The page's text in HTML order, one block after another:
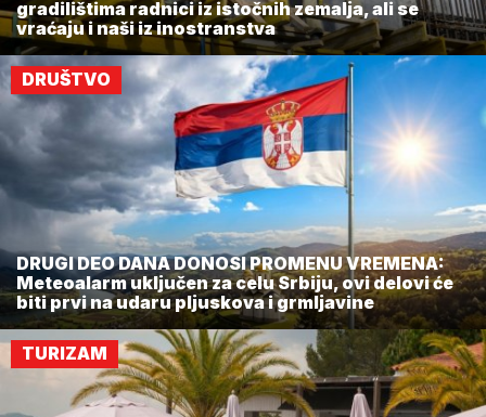
gradilištima radnici iz istočnih zemalja, ali se
vraćaju i naši iz inostranstva
DRUŠTVO
DRUGI DEO DANA DONOSI PROMENU VREMENA:
Meteoalarm uključen za celu Srbiju, ovi delovi će
biti prvi na udaru pljuskova i grmljavine
TURIZAM